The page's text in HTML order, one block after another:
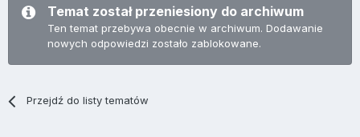
Temat został przeniesiony do archiwum
Ten temat przebywa obecnie w archiwum. Dodawanie
nowych odpowiedzi zostało zablokowane.
Przejdź do listy tematów